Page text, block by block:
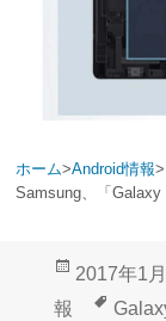
ホーム>Android情報>
Samsung、「
投
2017年1
報
タ